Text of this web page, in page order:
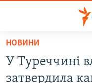
Перейти
основного
матеріалу
ВОДА.КРИМ
НОВИНИ
У Туреччині
затвердила